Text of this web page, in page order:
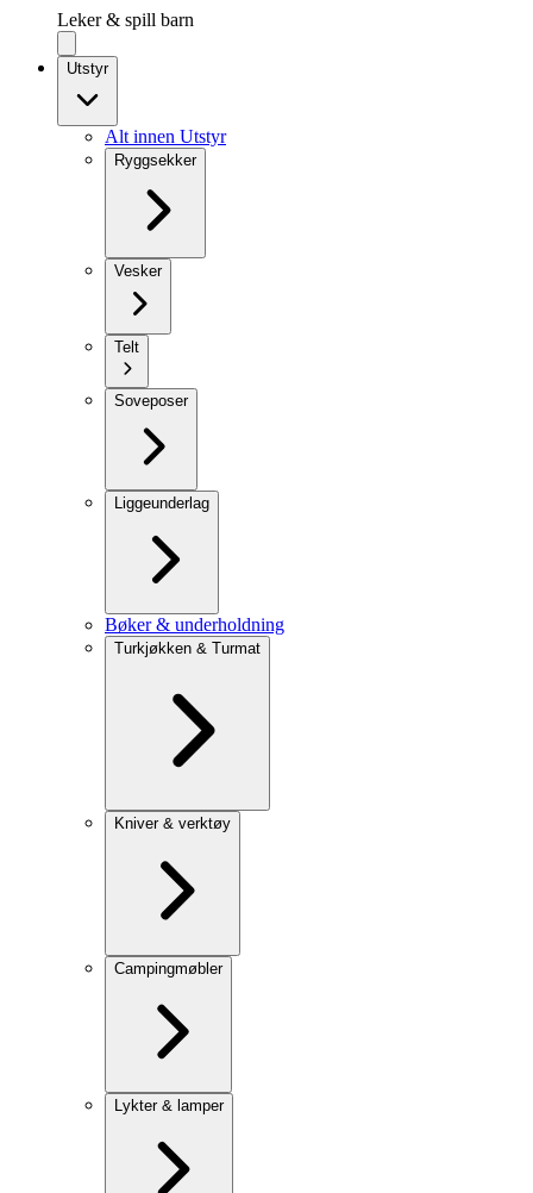
Leker & spill barn
Utstyr
Alt innen Utstyr
Ryggsekker
Vesker
Telt
Soveposer
Liggeunderlag
Bøker & underholdning
Turkjøkken & Turmat
Kniver & verktøy
Campingmøbler
Lykter & lamper